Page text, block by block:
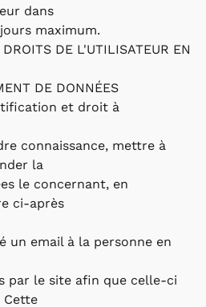
dans
maximum.
DE L'UTILISATEUR EN
DE DONNÉES
et droit à
connaissance, mettre à
la
le concernant, en
ci-après
un email à la personne en
par le site afin que celle-ci
Cette